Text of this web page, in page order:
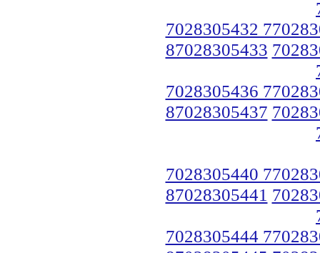
7028305432
87028305433
7028305436
87028305437
7028305440
87028305441
7028305444